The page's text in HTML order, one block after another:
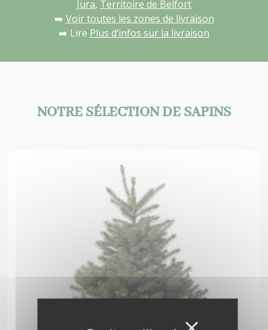
Jura, Territoire de Belfort
➡️ Voir toutes les zones de livraison
➡️ Lire Plus d’infos sur la livraison
NOTRE SÉLECTION DE SAPINS